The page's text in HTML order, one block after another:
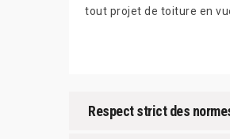
tout projet de toiture en
Respect strict des